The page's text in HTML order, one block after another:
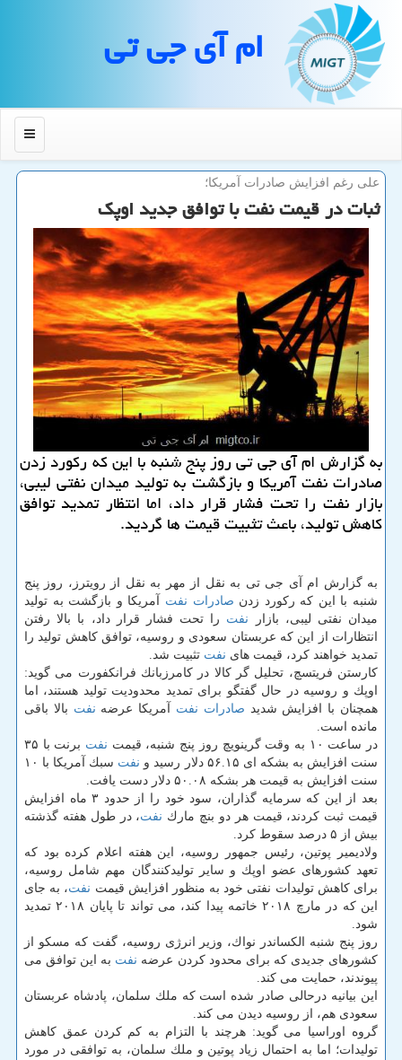
ام آی جی تی
منو
علی رغم افزایش صادرات آمریكا؛
ثبات در قیمت نفت با توافق جدید اوپك
به گزارش ام آی جی تی روز پنج شنبه با این كه ركورد زدن
صادرات نفت آمریكا و بازگشت به تولید میدان نفتی لیبی،
بازار نفت را تحت فشار قرار داد، اما انتظار تمدید توافق
كاهش تولید، باعث تثبیت قیمت ها گردید.
به گزارش ام آی جی تی به نقل از مهر به نقل از رویترز، روز پنج
شنبه با این كه ركورد زدن صادرات نفت آمریكا و بازگشت به تولید
میدان نفتی لیبی، بازار نفت را تحت فشار قرار داد، با بالا رفتن
انتظارات از این كه عربستان سعودی و روسیه، توافق كاهش تولید را
تمدید خواهند كرد، قیمت های نفت تثبیت شد.
كارستن فریتسچ، تحلیل گر كالا در كامرزبانك فرانكفورت می گوید:
اوپك و روسیه در حال گفتگو برای تمدید محدودیت تولید هستند، اما
همچنان با افزایش شدید صادرات نفت آمریكا عرضه نفت بالا باقی
مانده است.
در ساعت ۱۰ به وقت گرینویچ روز پنج شنبه، قیمت
نفت
برنت با ۳۵
سنت افزایش به بشكه ای ۵۶.۱۵ دلار رسید و
نفت
سبك آمریكا با ۱۰
سنت افزایش به قیمت هر بشكه ۵۰.۰۸ دلار دست یافت.
بعد از این كه سرمایه گذاران، سود خود را از حدود ۳ ماه افزایش
قیمت ثبت كردند، قیمت هر دو بنچ مارك نفت، در طول هفته گذشته
بیش از ۵ درصد سقوط كرد.
ولادیمیر پوتین، رئیس جمهور روسیه، این هفته اعلام كرده بود كه
تعهد كشورهای عضو اوپك و سایر تولیدكنندگان مهم شامل روسیه،
برای كاهش تولیدات نفتی خود به منظور افزایش قیمت نفت، به جای
این كه در مارچ ۲۰۱۸ خاتمه پیدا كند، می تواند تا پایان ۲۰۱۸ تمدید
شود.
روز پنج شنبه الكساندر نواك، وزیر انرژی روسیه، گفت كه مسكو از
كشورهای جدیدی كه برای محدود كردن عرضه نفت به این توافق می
پیوندند، حمایت می كند.
این بیانیه درحالی صادر شده است كه ملك سلمان، پادشاه عربستان
سعودی هم، از روسیه دیدن می كند.
گروه اوراسیا می گوید: هرچند با التزام به كم كردن عمق كاهش
تولیدات؛ اما به احتمال زیاد پوتین و ملك سلمان، به توافقی در مورد